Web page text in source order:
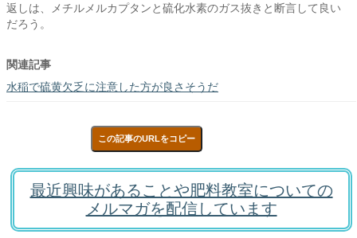
返しは、メチルメルカプタンと硫化水素のガス抜きと断言して良い
だろう。
関連記事
水稲で硫黄欠乏に注意した方が良さそうだ
この記事のURLをコピー
最近興味があることや肥料教室についての
メルマガを配信しています